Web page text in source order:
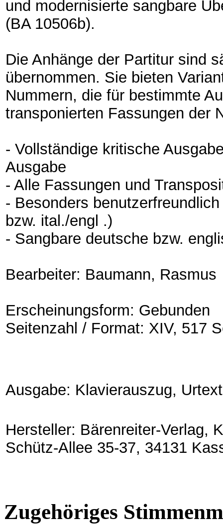
und modernisierte sangbare
(BA 10506b).
Die Anhänge der Partitur sind
übernommen. Sie bieten
Nummern, die für bestimmte
transponierten Fassungen der
- Vollständige kritische
Ausgabe
- Alle Fassungen und
- Besonders
bzw. ital./engl .)
- Sangbare deutsche bzw.
Bearbeiter: Baumann, Rasmus
Erscheinungsform: Gebunden
Seitenzahl / Format: XIV, 517
Ausgabe: Klavierauszug,
Hersteller: Bärenreiter-Verlag,
Schütz-Allee 35-37, 34131
Zugehöriges